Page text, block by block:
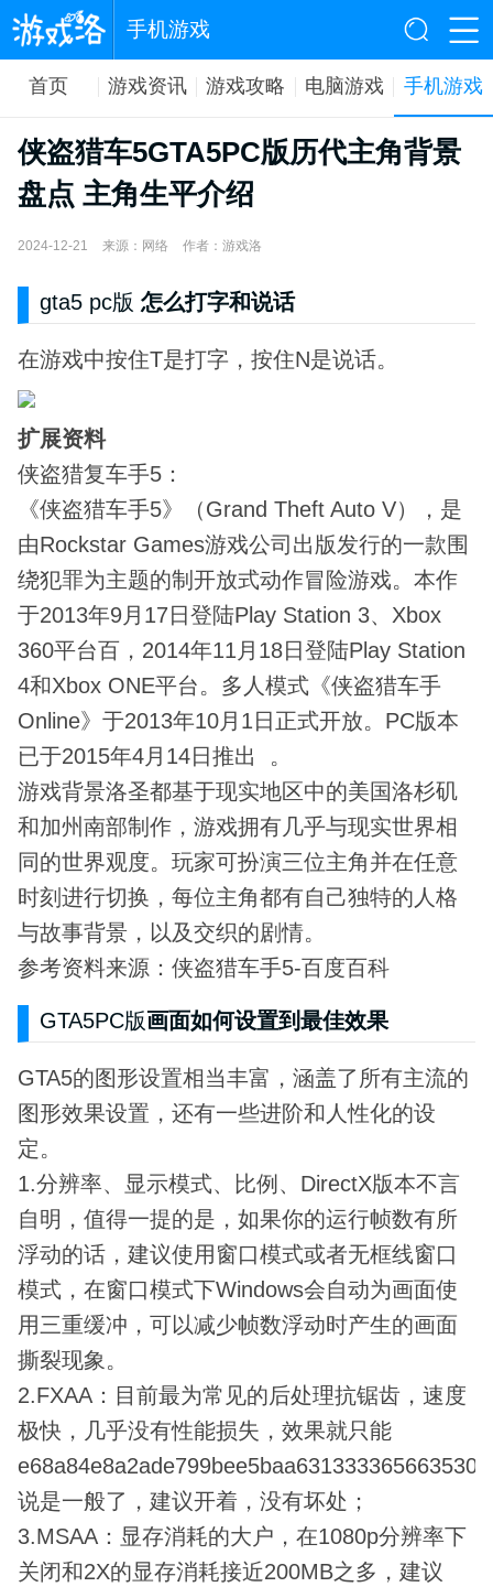
手机游戏
首页 游戏资讯 游戏攻略 电脑游戏 手机游戏
侠盗猎车5GTA5PC版历代主角背景
盘点 主角生平介绍
2024-12-21 来源：网络 作者：游戏洛
gta5 pc版 怎么打字和说话
在游戏中按住T是打字，按住N是说话。
扩展资料
侠盗猎复车手5：
《侠盗猎车手5》（Grand Theft Auto V），是
由Rockstar Games游戏公司出版发行的一款围
绕犯罪为主题的制开放式动作冒险游戏。本作
于2013年9月17日登陆Play Station 3、Xbox
360平台百，2014年11月18日登陆Play Station
4和Xbox ONE平台。多人模式《侠盗猎车手
Online》于2013年10月1日正式开放。PC版本
已于2015年4月14日推出 。
游戏背景洛圣都基于现实地区中的美国洛杉矶
和加州南部制作，游戏拥有几乎与现实世界相
同的世界观度。玩家可扮演三位主角并在任意
时刻进行切换，每位主角都有自己独特的人格
与故事背景，以及交织的剧情。
参考资料来源：侠盗猎车手5-百度百科
GTA5PC版画面如何设置到最佳效果
GTA5的图形设置相当丰富，涵盖了所有主流的
图形效果设置，还有一些进阶和人性化的设
定。
1.分辨率、显示模式、比例、DirectX版本不言
自明，值得一提的是，如果你的运行帧数有所
浮动的话，建议使用窗口模式或者无框线窗口
模式，在窗口模式下Windows会自动为画面使
用三重缓冲，可以减少帧数浮动时产生的画面
撕裂现象。
2.FXAA：目前最为常见的后处理抗锯齿，速度
极快，几乎没有性能损失，效果就只能
e68a84e8a2ade799bee5baa631333365663530
说是一般了，建议开着，没有坏处；
3.MSAA：显存消耗的大户，在1080p分辨率下
关闭和2X的显存消耗接近200MB之多，建议